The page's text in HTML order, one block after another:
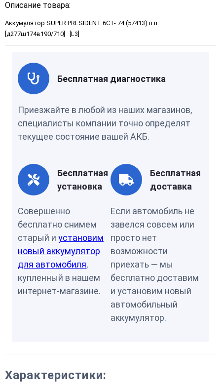
Описание товара:
Аккумулятор SUPER PRESIDENT 6СТ- 74 (57413) п.п.
[д277ш174в190/710] [L3]
Бесплатная диагностика
Приезжайте в любой из наших магазинов,
специалисты компании точно определят
текущее состояние вашей АКБ.
Бесплатная
установка
Совершенно
бесплатно снимем
старый и установим
новый аккумулятор
для автомобиля,
купленный в нашем
интернет-магазине.
Бесплатная
доставка
Если автомобиль не
завелся совсем или
просто нет
возможности
приехать — мы
бесплатно доставим
и установим новый
автомобильный
аккумулятор.
Характеристики: